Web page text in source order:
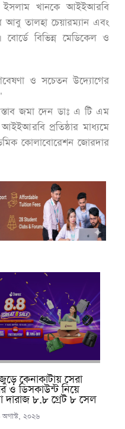
ইসলাম খানকে আইইআরবি
আবু তালহা চেয়ারম্যান এবং
বিভিন্ন মেডিকেল ও
ও সচেতন উদ্যোগের
জমা দেন ডাঃ এ টি এম
প্রতিষ্ঠার মাধ্যমে
কোলাবোরেশন জোরদার
কেনাকাটায় সেরা
ও ডিসকাউন্ট নিয়ে
৮.৮ গ্রেট ৮ সেল
অগাস্ট, ২০২৬